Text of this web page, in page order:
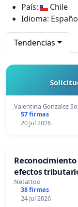
País:
Chile
Idioma:
Tendencias
Valentina Gonzalez
57 firmas
20 Jul 2026
efectos
Netattoo
38 firmas
24 Jul 2026